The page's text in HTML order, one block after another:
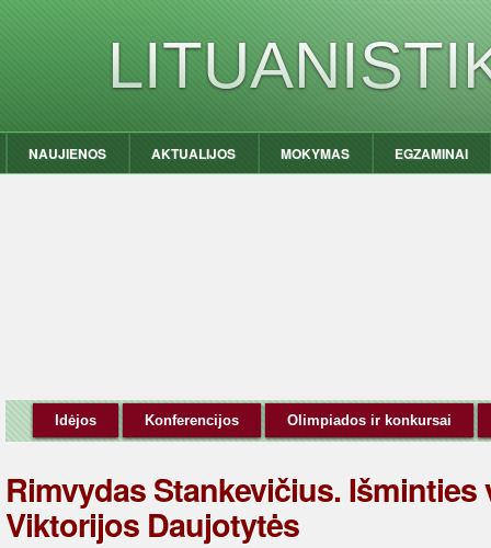
NAUJIENOS AKTUALIJOS MOKYMAS EGZAMINAI
Idėjos Konferencijos Olimpiados ir konkursai
Rimvydas Stankevičius.
Viktorijos Daujotytės